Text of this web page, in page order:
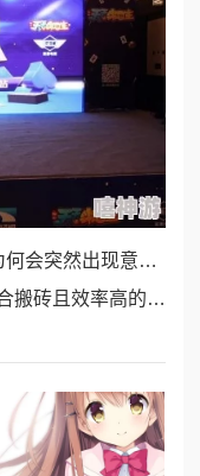
现意外结束的情况？
效率高的详细解析